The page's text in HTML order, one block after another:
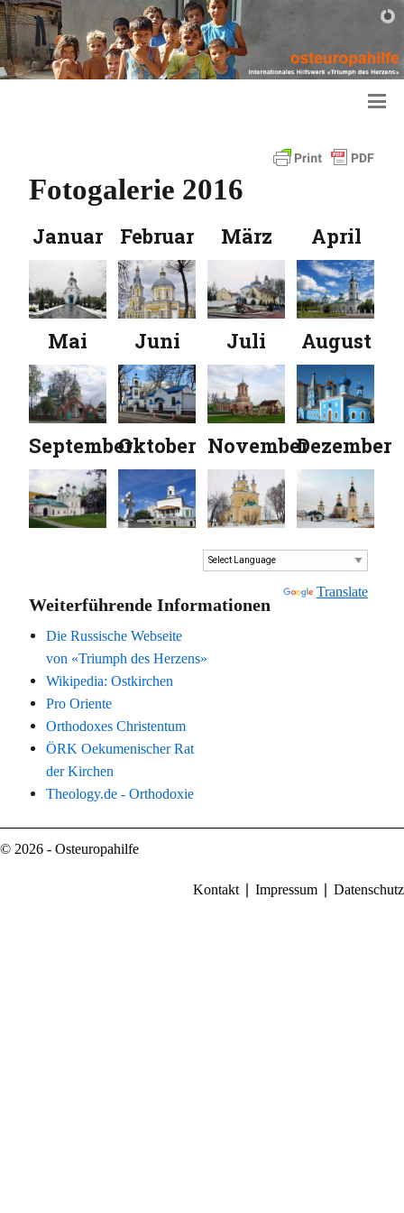
Fotogalerie 2016
Januar Februar März April
Mai Juni Juli August
SeptemberOktober NovemberDezember
Translate
Weiterführende Informationen
Die Russische Webseite
von «Triumph des Herzens»
Wikipedia: Ostkirchen
Pro Oriente
Orthodoxes Christentum
ÖRK Oekumenischer Rat
der Kirchen
Theology.de - Orthodoxie
© 2026 - Osteuropahilfe
Kontakt Impressum Datenschutz